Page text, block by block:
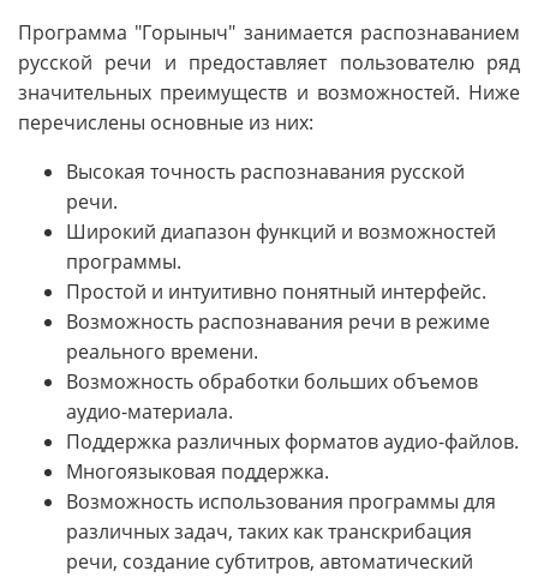
Программа "Горыныч" занимается распознаванием
русской речи и предоставляет пользователю ряд
значительных преимуществ и возможностей. Ниже
перечислены основные из них:
Высокая точность распознавания русской
речи.
Широкий диапазон функций и возможностей
программы.
Простой и интуитивно понятный интерфейс.
Возможность распознавания речи в режиме
реального времени.
Возможность обработки больших объемов
аудио-материала.
Поддержка различных форматов аудио-файлов.
Многоязыковая поддержка.
Возможность использования программы для
различных задач, таких как транскрибация
речи, создание субтитров, автоматический